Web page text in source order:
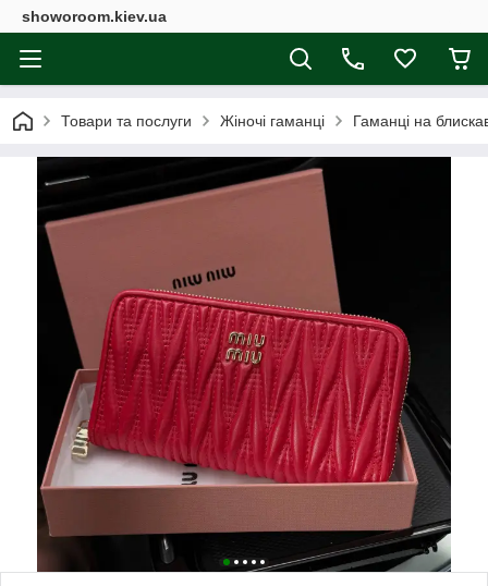
showoroom.kiev.ua
Товари та послуги Жіночі гаманці Гаманці на